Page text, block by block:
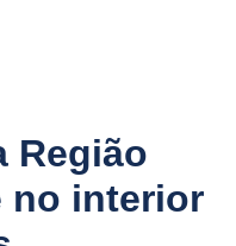
Região
no interior